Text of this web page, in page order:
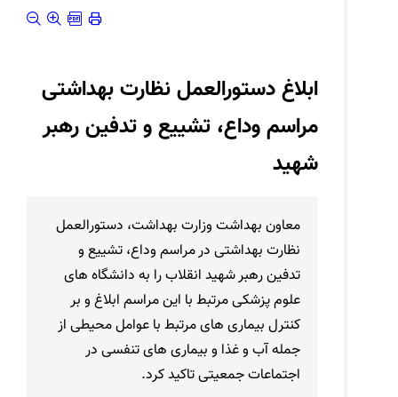
ابلاغ دستورالعمل نظارت بهداشتی
مراسم وداع، تشییع و تدفین رهبر
شهید
معاون بهداشت وزارت بهداشت، دستورالعمل
نظارت بهداشتی در مراسم وداع، تشییع و
تدفین رهبر شهید انقلاب را به دانشگاه های
علوم پزشکی مرتبط با این مراسم ابلاغ و بر
کنترل بیماری های مرتبط با عوامل محیطی از
جمله آب و غذا و بیماری های تنفسی در
اجتماعات جمعیتی تاکید کرد.